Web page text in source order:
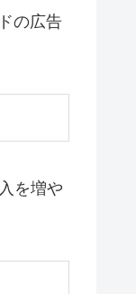
の広告
を増や